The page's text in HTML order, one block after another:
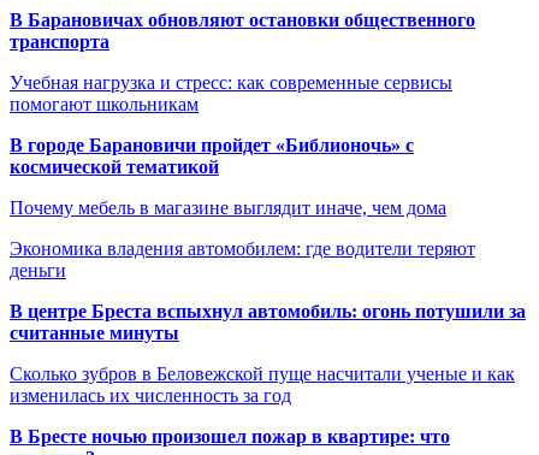
В Барановичах обновляют остановки общественного
транспорта
Учебная нагрузка и стресс: как современные сервисы
помогают школьникам
В городе Барановичи пройдет «Библионочь» с
космической тематикой
Почему мебель в магазине выглядит иначе, чем дома
Экономика владения автомобилем: где водители теряют
деньги
В центре Бреста вспыхнул автомобиль: огонь потушили за
считанные минуты
Сколько зубров в Беловежской пуще насчитали ученые и как
изменилась их численность за год
В Бресте ночью произошел пожар в квартире: что